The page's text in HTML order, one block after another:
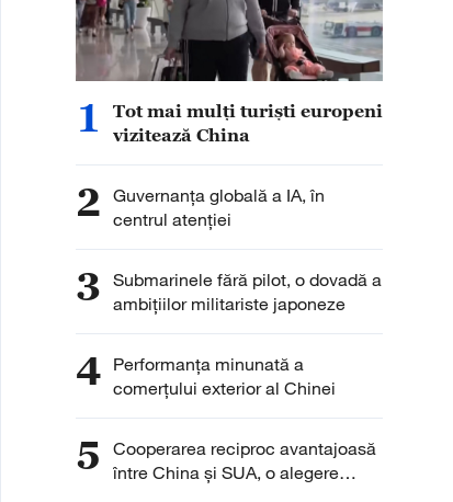
1
Tot mai mulți turiști europeni
vizitează China
2 Guvernanța globală a IA, în
centrul atenției
3 Submarinele fără pilot, o dovadă a
ambițiilor militariste japoneze
4 Performanța minunată a
comerțului exterior al Chinei
5
Cooperarea reciproc avantajoasă
între China și SUA, o alegere